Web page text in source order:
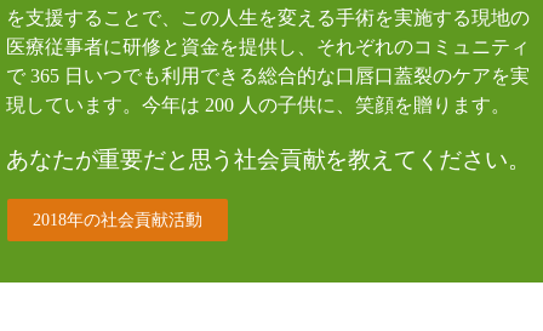
を支援することで、この人生を変える手術を実施する現地の
医療従事者に研修と資金を提供し、それぞれのコミュニティ
で 365 日いつでも利用できる総合的な口唇口蓋裂のケアを実
現しています。今年は 200 人の子供に、笑顔を贈ります。
あなたが重要だと思う社会貢献を教えてください。
2018年の社会貢献活動